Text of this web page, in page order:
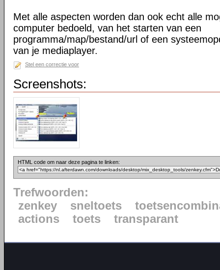
Met alle aspecten worden dan ook echt alle
computer bedoeld, van het starten van een
programma/map/bestand/url of een
van je mediaplayer.
Stel een correctie voor
Screenshots:
HTML code om naar deze pagina te linken:
Trefwoorden:
zenkey
sneltoets
actions
toets transparant